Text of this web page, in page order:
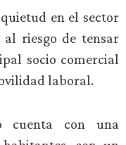
en el sector
riesgo de tensar
socio comercial
laboral.
cuenta con una